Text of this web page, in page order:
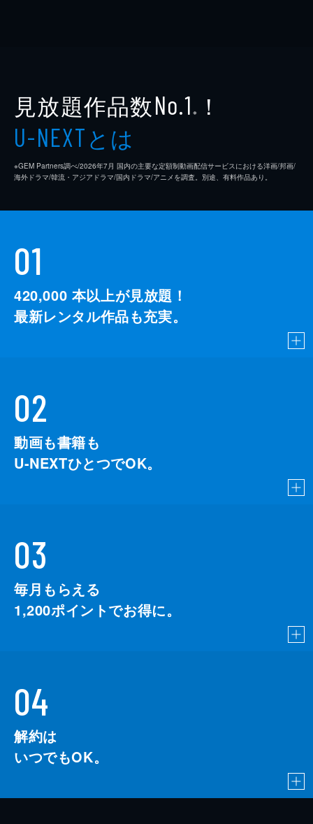
見放題作品数No.1 ※ ！
U-NEXTとは
※GEM Partners調べ/2026年7⽉ 国内の主要な定額制動画配信サービスにおける洋画/邦画/
海外ドラマ/韓流・アジアドラマ/国内ドラマ/アニメを調査。別途、有料作品あり。
01
420,000 本以上が見放題！
最新レンタル作品も充実。
02
動画も書籍も
U-NEXTひとつでOK。
03
毎月もらえる
1,200ポイントでお得に。
04
解約は
いつでもOK。